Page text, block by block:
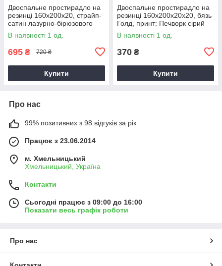
Двоспальне простирадло на
резинці 160х200х20, страйп-
сатин лазурно-бірюзового
кольору
В наявності 1 од.
695 ₴ 720 ₴
Купити
Двоспальне простирадло на
резинці 160х200х20х20, бязь
Голд, принт: Печворк сірий
В наявності 1 од.
370 ₴
Купити
Про нас
99% позитивних з 98 відгуків за рік
Працює з 23.06.2014
м. Хмельницький
Хмельницький, Україна
Контакти
Сьогодні працює з 09:00 до 16:00
Показати весь графік роботи
Про нас